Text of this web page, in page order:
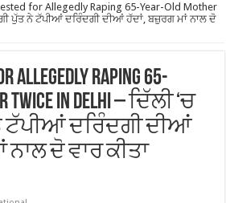
for Allegedly Raping 65-Year-Old Mother
ਪੁੱਤ ਨੇ ਟੱਪੀਆਂ ਦਰਿੰਦਗੀ ਦੀਆਂ ਹੱਦਾਂ, ਬਜ਼ੁਰਗ ਮਾਂ ਨਾਲ ਦੋ
Allegedly Raping 65-
Twice in Delhi – ਦਿੱਲੀ ‘ਚ
ਟੱਪੀਆਂ ਦਰਿੰਦਗੀ ਦੀਆਂ
ਨਾਲ ਦੋ ਵਾਰ ਕੀਤਾ